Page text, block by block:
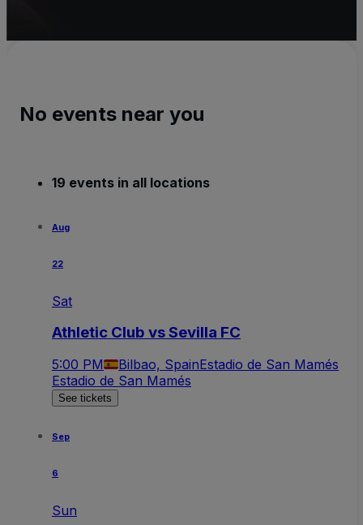
No events near you
19 events in all locations
Aug
22
Sat
Athletic Club vs Sevilla FC
5:00 PM Bilbao, SpainEstadio de San Mamés
Estadio de San Mamés
See tickets
Sep
6
Sun